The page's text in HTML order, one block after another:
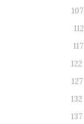
107
112
117
122
127
132
137